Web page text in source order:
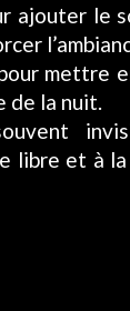
ajouter le
mettre
de la nuit.
libre et à